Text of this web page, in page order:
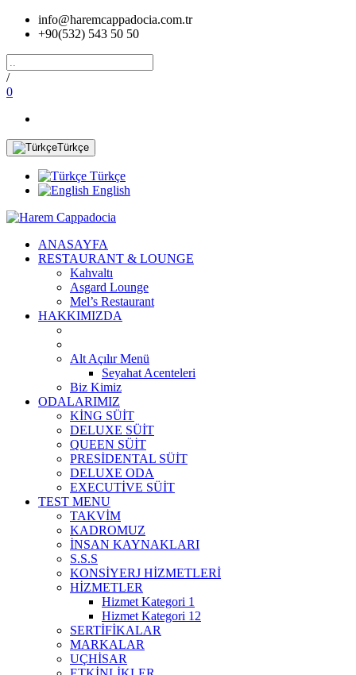
info@haremcappadocia.com.tr
+90(532) 543 50 50
/
0
Türkçe
Türkçe
English
ANASAYFA
RESTAURANT & LOUNGE
Kahvaltı
Asgard Lounge
Mel’s Restaurant
HAKKIMIZDA
Alt Açılır Menü
Seyahat Acenteleri
Biz Kimiz
ODALARIMIZ
KİNG SÜİT
DELUXE SÜİT
QUEEN SÜİT
PRESİDENTAL SÜİT
DELUXE ODA
EXECUTİVE SÜİT
TEST MENU
TAKVİM
KADROMUZ
İNSAN KAYNAKLARI
S.S.S
KONSİYERJ HİZMETLERİ
HİZMETLER
Hizmet Kategori 1
Hizmet Kategori 12
SERTİFİKALAR
MARKALAR
UÇHİSAR